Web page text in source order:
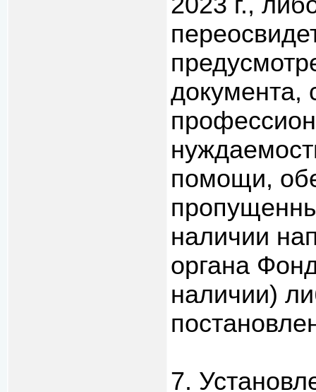
документа,
помощи,
наличии
органа
наличии)
7.